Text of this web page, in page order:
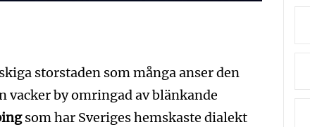
storstaden som många anser den
vacker by omringad av blänkande
som har Sveriges hemskaste dialekt